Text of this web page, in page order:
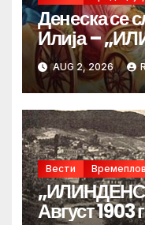
Денеска се
Илија –
AUG 2, 2026
Вести Времеплов
Август 1903